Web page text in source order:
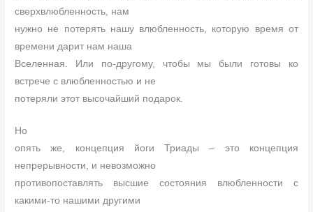
сверхвлюбленность, нам
нужно не потерять нашу влюбленность, которую время от
времени дарит нам наша
Вселенная. Или по-другому, чтобы мы были готовы ко
встрече с влюбленностью и не
потеряли этот высочайший подарок.
Но
опять же, концепция йоги Триады – это концепция
непрерывности, и невозможно
противопоставлять высшие состояния влюбленности с
какими-то нашими другими